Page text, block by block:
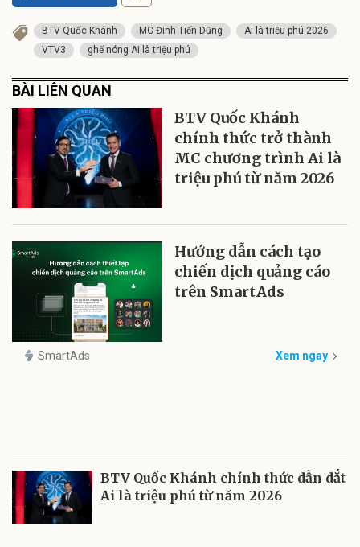
BTV Quốc Khánh MC Đinh Tiến Dũng
Ai là triệu phú 2026
VTV3
ghế nóng Ai là triệu phú
BÀI LIÊN QUAN
BTV Quốc Khánh
chính thức trở thành
MC chương trình Ai là
triệu phú từ năm 2026
Hướng dẫn cách tạo
chiến dịch quảng cáo
trên SmartAds
SmartAds Xem ngay
BTV Quốc Khánh chính thức dẫn dắt
Ai là triệu phú từ năm 2026